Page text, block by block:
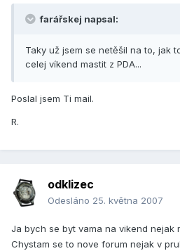
farářskej napsal:
Taky už jsem se netěšil na to, jak
celej víkend mastit z PDA...
Poslal jsem Ti mail.
R.
odklizec
Odesláno 25. května 2007
Ja bych se byt vama na vikend nejak
Chystam se to nove forum nejak v